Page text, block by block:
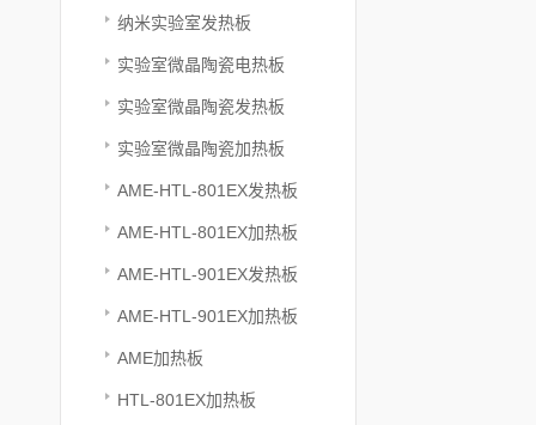
纳米实验室发热板
实验室微晶陶瓷电热板
实验室微晶陶瓷发热板
实验室微晶陶瓷加热板
AME-HTL-801EX发热板
AME-HTL-801EX加热板
AME-HTL-901EX发热板
AME-HTL-901EX加热板
AME加热板
HTL-801EX加热板